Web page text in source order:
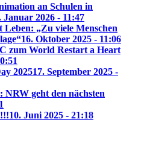
an Schulen in
Januar 2026 - 11:47
Leben: „Zu viele Menschen
16. Oktober 2025 - 11:06
zum World Restart a Heart
202517. September 2025 -
NRW geht den nächsten
10. Juni 2025 - 21:18